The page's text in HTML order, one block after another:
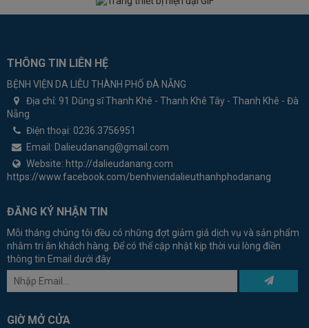
THÔNG TIN LIÊN HỆ
BỆNH VIỆN DA LIỄU THÀNH PHỐ ĐÀ NẴNG
Địa chỉ: 91 Dũng sĩ Thanh Khê - Thanh Khê Tây - Thanh Khê - Đà
Nẵng
Điện thoại: 0236.3756951
Email: Dalieudanang@gmail.com
Website: http://dalieudanang.com
https://www.facebook.com/benhviendalieuthanhphodanang
ĐĂNG KÝ NHẬN TIN
Mỗi tháng chúng tôi đều có những đợt giảm giá dịch vụ và sản phẩm
nhằm tri ân khách hàng. Để có thể cập nhật kịp thời vui lòng điền
thông tin Email dưới đây
GIỜ MỞ CỬA